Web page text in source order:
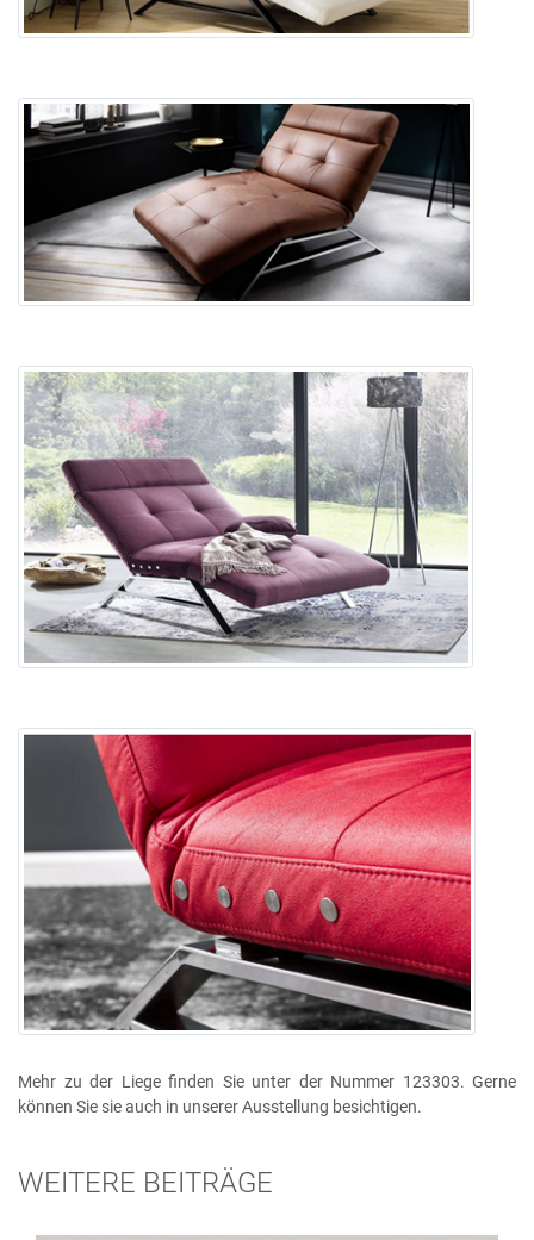
Mehr zu der Liege finden Sie unter der Nummer 123303. Gerne
können Sie sie auch in unserer Ausstellung besichtigen.
WEITERE BEITRÄGE